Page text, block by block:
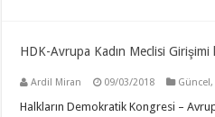
HDK-Avrupa Kadın Meclisi
Ardil Miran 09/03/2018 Güncel,
Halkların Demokratik Kongresi –